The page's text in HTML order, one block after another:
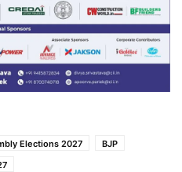
Elections 2027
BJP